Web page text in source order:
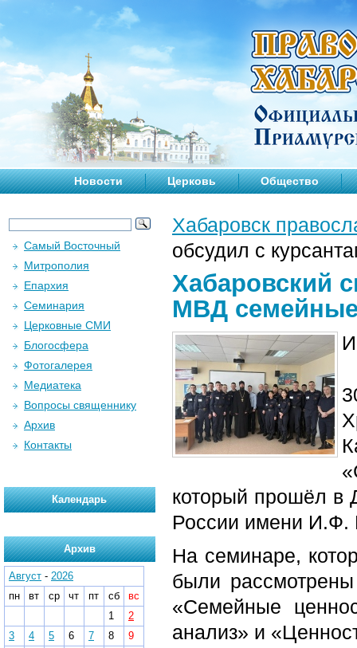
Новости Церковь Общество
Хабаровск
обсудил с
Хабаровский
МВД
который прошёл в
России имени
На семинаре,
были
«Семейные
анализ» и
Самый Восточный
Митрополия
Епархия
Семинария
Церковные СМИ
Блогосфера
Фотогалерея
Медиатека
Вопросы священнику
Архив
Контакты
Календарь
Архив
Август - 2026
пн
вт ср чт пт сб
вс
1
2
3
4 5 6 7 8
9